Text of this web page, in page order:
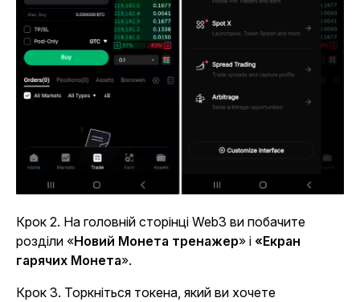
Крок 2. На головній сторінці Web3 ви побачите
розділи «Новий Монета тренажер» і «Екран
гарячих Монета».
Крок 3. Торкніться токена, який ви хочете